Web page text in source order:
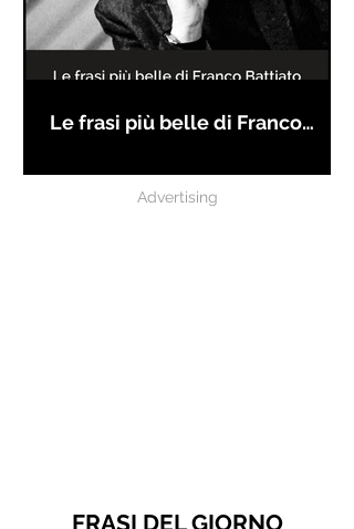
Le frasi più belle di Franco
Advertising
FRASI DEL GIORNO